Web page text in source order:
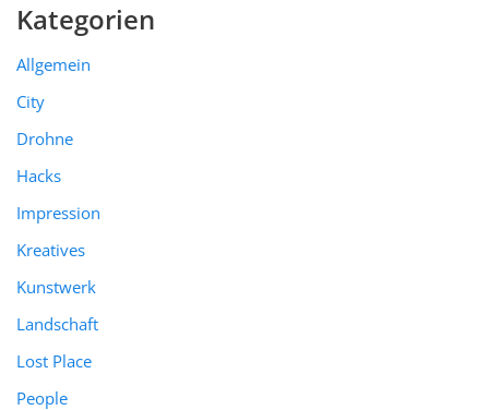
Kategorien
Allgemein
City
Drohne
Hacks
Impression
Kreatives
Kunstwerk
Landschaft
Lost Place
People